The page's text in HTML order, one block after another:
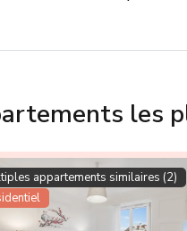
les
appartements similaires (2)